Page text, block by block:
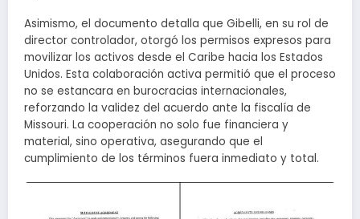
Asimismo, el documento detalla que Gibelli, en su rol de
director controlador, otorgó los permisos expresos para
movilizar los activos desde el Caribe hacia los Estados
Unidos. Esta colaboración activa permitió que el proceso
no se estancara en burocracias internacionales,
reforzando la validez del acuerdo ante la fiscalía de
Missouri. La cooperación no solo fue financiera y
material, sino operativa, asegurando que el
cumplimiento de los términos fuera inmediato y total.